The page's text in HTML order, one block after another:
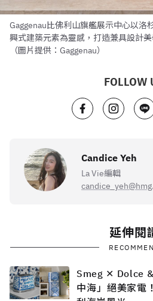
Gaggenau比佛利山旗艦展示中心以洛
興式建築元素為靈感，打造兼具設計
（圖片提供：Gaggenau）
FOLLOW
Candice Yeh
La Vie編輯
延伸閱
Smeg ✕ Dolce
中海」絕美家電